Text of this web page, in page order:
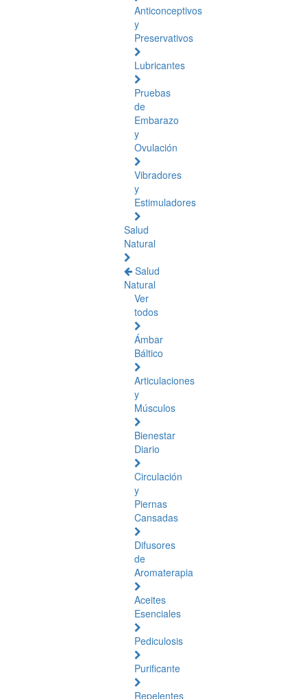
Anticonceptivos
y
Preservativos
Lubricantes
Pruebas
de
Embarazo
y
Ovulación
Vibradores
y
Estimuladores
Salud
Natural
Salud
Natural
Ver
todos
Ámbar
Báltico
Articulaciones
y
Músculos
Bienestar
Diario
Circulación
y
Piernas
Cansadas
Difusores
de
Aromaterapia
Aceites
Esenciales
Pediculosis
Purificante
Repelentes